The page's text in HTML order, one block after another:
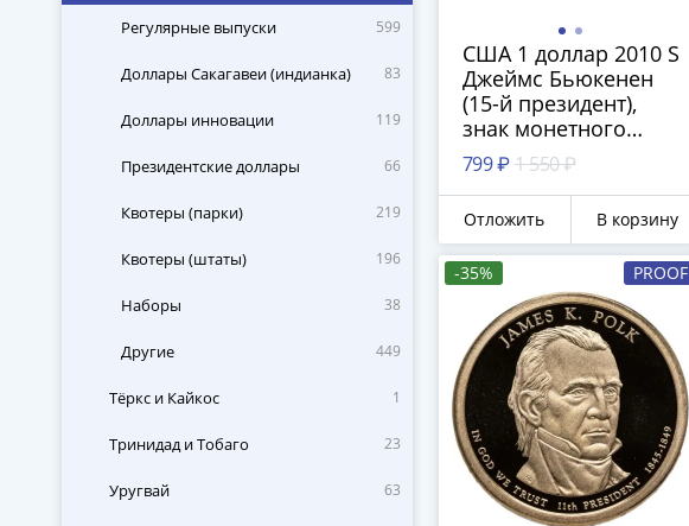
Регулярные выпуски 599
Доллары Сакагавеи (индианка) 83
Доллары инновации 119
Президентские доллары 66
Квотеры (парки) 219
Квотеры (штаты) 196
Наборы 38
Другие 449
Тёркс и Кайкос 1
Тринидад и Тобаго 23
Уругвай 63
США 1 доллар 2010 S
Джеймс Бьюкенен
(15-й президент),
знак монетного
двора: "S" - Сан-
Франциско
799 ₽ 1 550 ₽
Отложить В корзину
-35% PROOF